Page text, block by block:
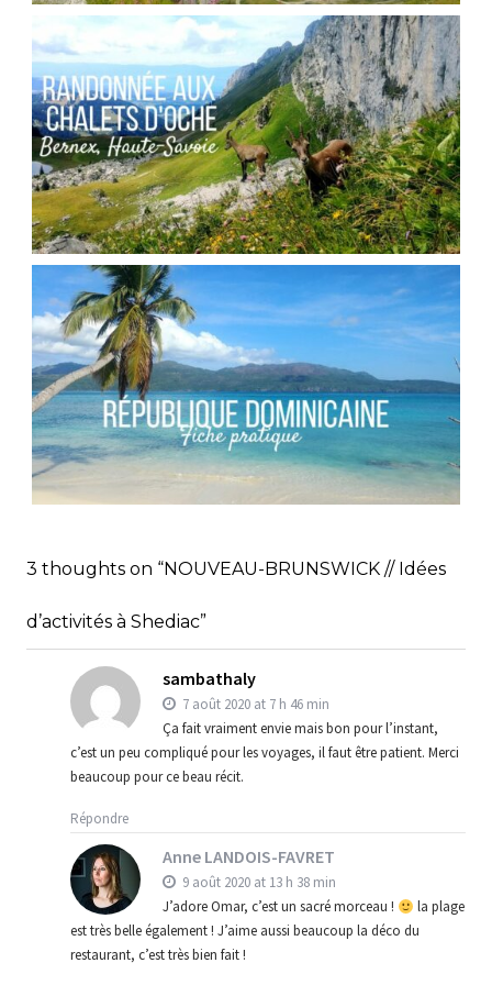
SUISSE // LE BARRAGE DE LA GRANDE
DIXENCE
Audrey Blog,Europe
FRANCE // RANDONNÉE AU COL DES PORTES
D’OCHE
Audrey Blog,Europe
RÉPUBLIQUE DOMINICAINE // FICHE
Blog,Bons plans
3 thoughts on “NOUVEAU-BRUNSWICK // Idées
d’activités à Shediac”
sambathaly
7 août 2020 at 7 h 46 min
Ça fait vraiment envie mais bon pour l’instant,
c’est un peu compliqué pour les voyages, il faut être patient. Merci
beaucoup pour ce beau récit.
Répondre
Anne LANDOIS-FAVRET
9 août 2020 at 13 h 38 min
J’adore Omar, c’est un sacré morceau !
la plage
est très belle également ! J’aime aussi beaucoup la déco du
restaurant, c’est très bien fait !